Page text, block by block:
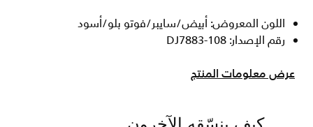
اللون المعروض: أبيض/سايبر/فوتو بلو/أسود
رقم الإصدار: DJ7883-108
عرض معلومات المنتج